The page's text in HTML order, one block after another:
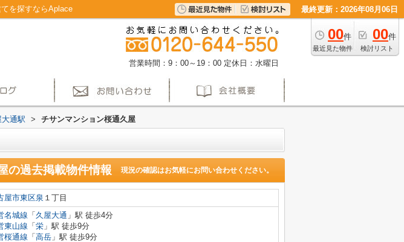
を探すならAplace 最終更新：2026年08月06日
00件
最近見た物件
00件
検討リスト
営業時間：9：00～19：00 定休日：水曜日
大通駅 > チサンマンション桜通久屋
の過去掲載物件情報 現況の確認はお気軽にお問い合わせください。
屋市東区泉 １丁目
名城線 「 久屋大通 」駅 徒歩4分
東山線 「 栄 」駅 徒歩9分
桜通線 「 高岳 」駅 徒歩9分